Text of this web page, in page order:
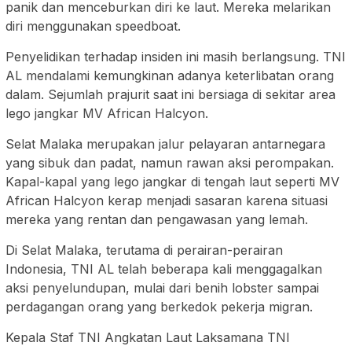
panik dan menceburkan diri ke laut. Mereka melarikan
diri menggunakan speedboat.
Penyelidikan terhadap insiden ini masih berlangsung. TNI
AL mendalami kemungkinan adanya keterlibatan orang
dalam. Sejumlah prajurit saat ini bersiaga di sekitar area
lego jangkar MV African Halcyon.
Selat Malaka merupakan jalur pelayaran antarnegara
yang sibuk dan padat, namun rawan aksi perompakan.
Kapal-kapal yang lego jangkar di tengah laut seperti MV
African Halcyon kerap menjadi sasaran karena situasi
mereka yang rentan dan pengawasan yang lemah.
Di Selat Malaka, terutama di perairan-perairan
Indonesia, TNI AL telah beberapa kali menggagalkan
aksi penyelundupan, mulai dari benih lobster sampai
perdagangan orang yang berkedok pekerja migran.
Kepala Staf TNI Angkatan Laut Laksamana TNI